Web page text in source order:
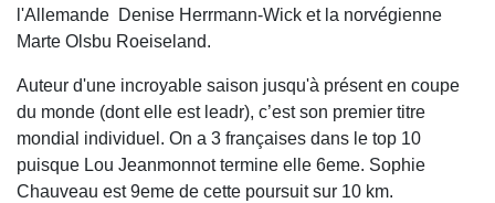
l'Allemande Denise Herrmann-Wick et la norvégienne
Marte Olsbu Roeiseland.
Auteur d'une incroyable saison jusqu'à présent en coupe
du monde (dont elle est leadr), c’est son premier titre
mondial individuel. On a 3 françaises dans le top 10
puisque Lou Jeanmonnot termine elle 6eme. Sophie
Chauveau est 9eme de cette poursuit sur 10 km.